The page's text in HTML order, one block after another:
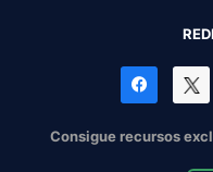
Consigue recursos